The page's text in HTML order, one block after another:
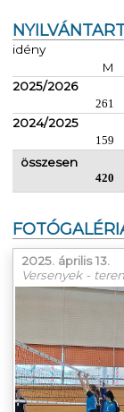
idény
M
2025/2026
261
2024/2025
159
összesen
420
2025. április 13.
Versenyek -